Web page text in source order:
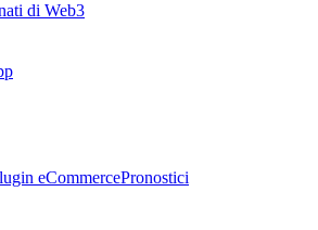
di Web3
eCommercePronostici